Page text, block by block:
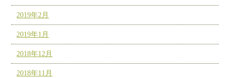
2019年2月
2019年1月
2018年12月
2018年11月